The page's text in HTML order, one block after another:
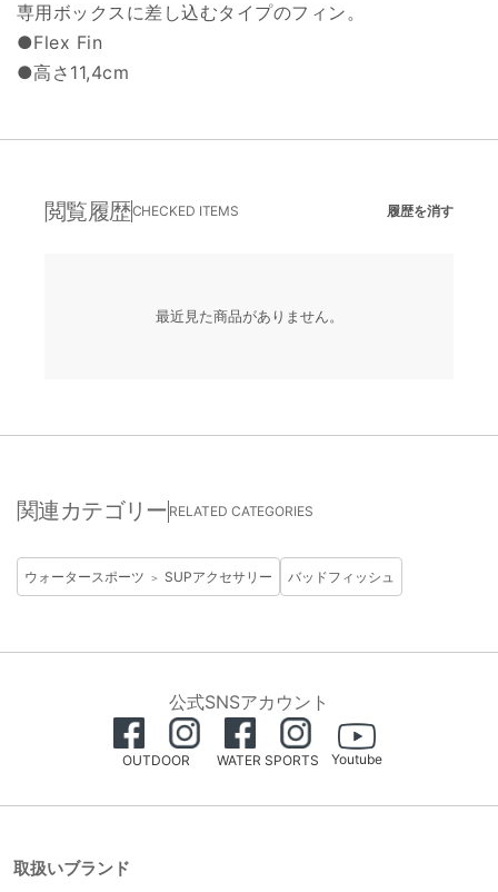
専用ボックスに差し込むタイプのフィン。
●Flex Fin
●高さ11,4cm
閲覧履歴CHECKED ITEMS 履歴を消す
最近見た商品がありません。
関連カテゴリー RELATED CATEGORIES
ウォータースポーツ ＞ SUPアクセサリー バッドフィッシュ
公式SNSアカウント
OUTDOOR WATER SPORTS Youtube
取扱いブランド